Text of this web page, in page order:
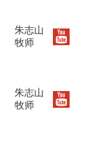
朱志山
牧师
朱志山
牧师